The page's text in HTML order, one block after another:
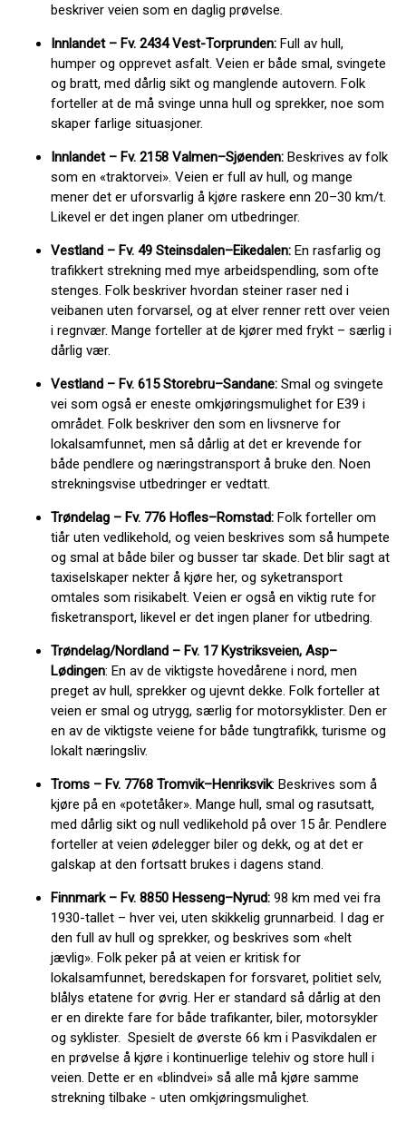
beskriver veien som en daglig prøvelse.
Innlandet – Fv. 2434 Vest-Torprunden: Full av hull,
humper og opprevet asfalt. Veien er både smal, svingete
og bratt, med dårlig sikt og manglende autovern. Folk
forteller at de må svinge unna hull og sprekker, noe som
skaper farlige situasjoner.
Innlandet – Fv. 2158 Valmen–Sjøenden: Beskrives av folk
som en «traktorvei». Veien er full av hull, og mange
mener det er uforsvarlig å kjøre raskere enn 20–30 km/t.
Likevel er det ingen planer om utbedringer.
Vestland – Fv. 49 Steinsdalen–Eikedalen: En rasfarlig og
trafikkert strekning med mye arbeidspendling, som ofte
stenges. Folk beskriver hvordan steiner raser ned i
veibanen uten forvarsel, og at elver renner rett over veien
i regnvær. Mange forteller at de kjører med frykt – særlig i
dårlig vær.
Vestland – Fv. 615 Storebru–Sandane: Smal og svingete
vei som også er eneste omkjøringsmulighet for E39 i
området. Folk beskriver den som en livsnerve for
lokalsamfunnet, men så dårlig at det er krevende for
både pendlere og næringstransport å bruke den. Noen
strekningsvise utbedringer er vedtatt.
Trøndelag – Fv. 776 Hofles–Romstad: Folk forteller om
tiår uten vedlikehold, og veien beskrives som så humpete
og smal at både biler og busser tar skade. Det blir sagt at
taxiselskaper nekter å kjøre her, og syketransport
omtales som risikabelt. Veien er også en viktig rute for
fisketransport, likevel er det ingen planer for utbedring.
Trøndelag/Nordland – Fv. 17 Kystriksveien, Asp–
Lødingen: En av de viktigste hovedårene i nord, men
preget av hull, sprekker og ujevnt dekke. Folk forteller at
veien er smal og utrygg, særlig for motorsyklister. Den er
en av de viktigste veiene for både tungtrafikk, turisme og
lokalt næringsliv.
Troms – Fv. 7768 Tromvik–Henriksvik: Beskrives som å
kjøre på en «potetåker». Mange hull, smal og rasutsatt,
med dårlig sikt og null vedlikehold på over 15 år. Pendlere
forteller at veien ødelegger biler og dekk, og at det er
galskap at den fortsatt brukes i dagens stand.
Finnmark – Fv. 8850 Hesseng–Nyrud: 98 km med vei fra
1930-tallet – hver vei, uten skikkelig grunnarbeid. I dag er
den full av hull og sprekker, og beskrives som «helt
jævlig». Folk peker på at veien er kritisk for
lokalsamfunnet, beredskapen for forsvaret, politiet selv,
blålys etatene for øvrig. Her er standard så dårlig at den
er en direkte fare for både trafikanter, biler, motorsykler
og syklister. Spesielt de øverste 66 km i Pasvikdalen er
en prøvelse å kjøre i kontinuerlige telehiv og store hull i
veien. Dette er en «blindvei» så alle må kjøre samme
strekning tilbake - uten omkjøringsmulighet.